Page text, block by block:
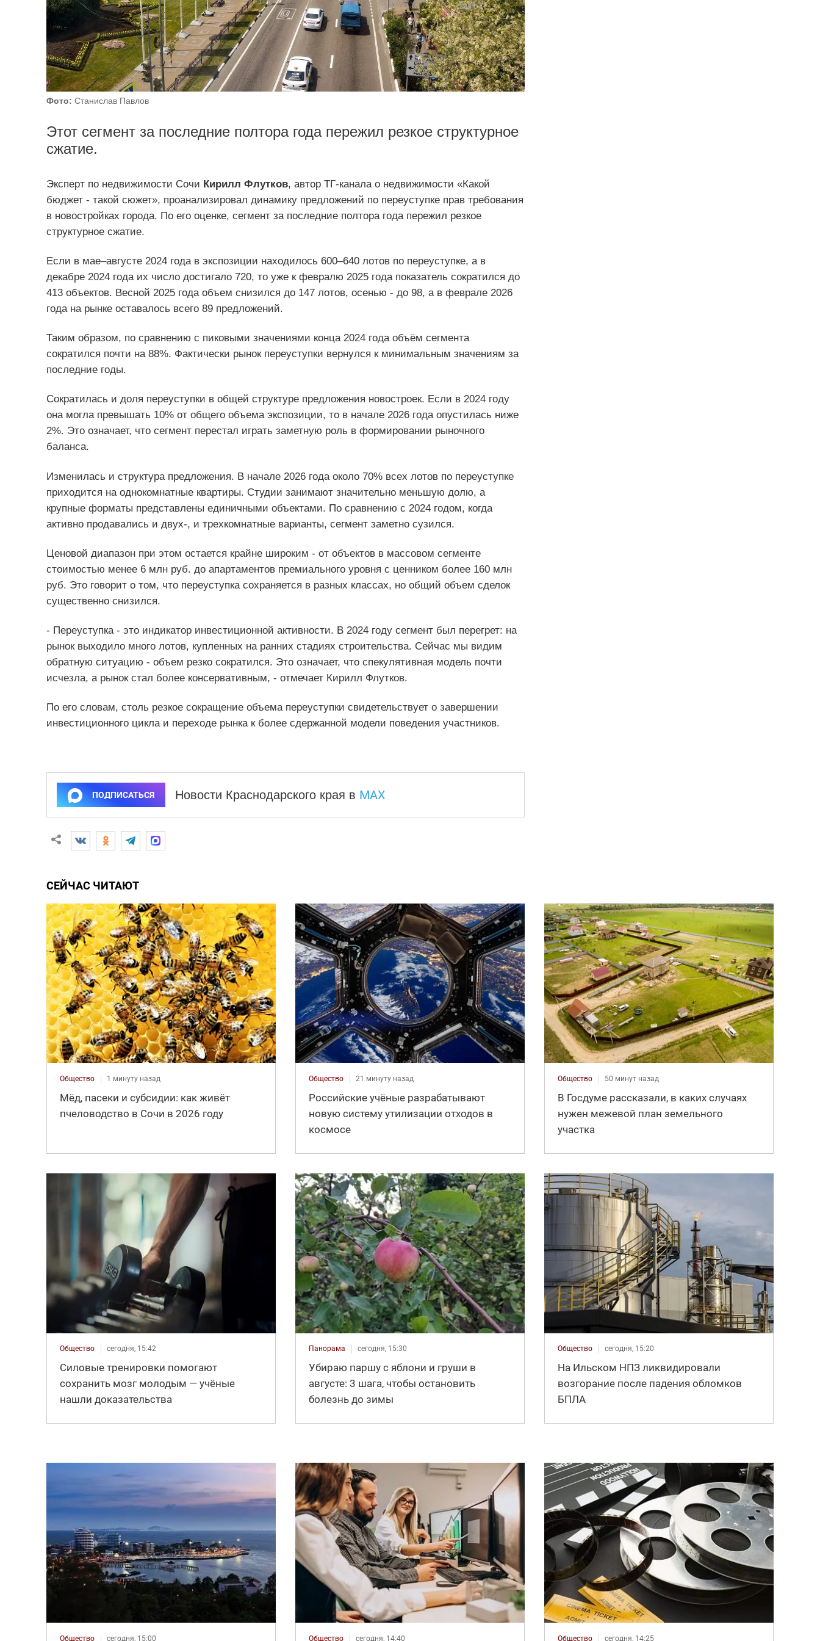
Фото: Станислав Павлов
Этот сегмент за последние полтора года пережил резкое структурное
сжатие.
Эксперт по недвижимости Сочи Кирилл Флутков, автор ТГ-канала о недвижимости «Какой
бюджет - такой сюжет», проанализировал динамику предложений по переуступке прав требования
в новостройках города. По его оценке, сегмент за последние полтора года пережил резкое
структурное сжатие.
Если в мае–августе 2024 года в экспозиции находилось 600–640 лотов по переуступке, а в
декабре 2024 года их число достигало 720, то уже к февралю 2025 года показатель сократился до
413 объектов. Весной 2025 года объем снизился до 147 лотов, осенью - до 98, а в феврале 2026
года на рынке оставалось всего 89 предложений.
Таким образом, по сравнению с пиковыми значениями конца 2024 года объём сегмента
сократился почти на 88%. Фактически рынок переуступки вернулся к минимальным значениям за
последние годы.
Сократилась и доля переуступки в общей структуре предложения новостроек. Если в 2024 году
она могла превышать 10% от общего объема экспозиции, то в начале 2026 года опустилась ниже
2%. Это означает, что сегмент перестал играть заметную роль в формировании рыночного
баланса.
Изменилась и структура предложения. В начале 2026 года около 70% всех лотов по переуступке
приходится на однокомнатные квартиры. Студии занимают значительно меньшую долю, а
крупные форматы представлены единичными объектами. По сравнению с 2024 годом, когда
активно продавались и двух-, и трехкомнатные варианты, сегмент заметно сузился.
Ценовой диапазон при этом остается крайне широким - от объектов в массовом сегменте
стоимостью менее 6 млн руб. до апартаментов премиального уровня с ценником более 160 млн
руб. Это говорит о том, что переуступка сохраняется в разных классах, но общий объем сделок
существенно снизился.
- Переуступка - это индикатор инвестиционной активности. В 2024 году сегмент был перегрет: на
рынок выходило много лотов, купленных на ранних стадиях строительства. Сейчас мы видим
обратную ситуацию - объем резко сократился. Это означает, что спекулятивная модель почти
исчезла, а рынок стал более консервативным, - отмечает Кирилл Флутков.
По его словам, столь резкое сокращение объема переуступки свидетельствует о завершении
инвестиционного цикла и переходе рынка к более сдержанной модели поведения участников.
ПОДПИСАТЬСЯ Новости Краснодарского края в MAX
СЕЙЧАС ЧИТАЮТ
Общество 1 минуту назад
Мёд, пасеки и субсидии: как живёт
пчеловодство в Сочи в 2026 году
Общество 21 минуту назад
Российские учёные разрабатывают
новую систему утилизации отходов в
космосе
Общество 50 минут назад
В Госдуме рассказали, в каких случаях
нужен межевой план земельного
участка
Общество сегодня, 15:42
Силовые тренировки помогают
сохранить мозг молодым — учёные
нашли доказательства
Панорама сегодня, 15:30
Убираю паршу с яблони и груши в
августе: 3 шага, чтобы остановить
болезнь до зимы
Общество сегодня, 15:20
На Ильском НПЗ ликвидировали
возгорание после падения обломков
БПЛА
Общество сегодня, 15:00 Общество сегодня, 14:40 Общество сегодня, 14:25